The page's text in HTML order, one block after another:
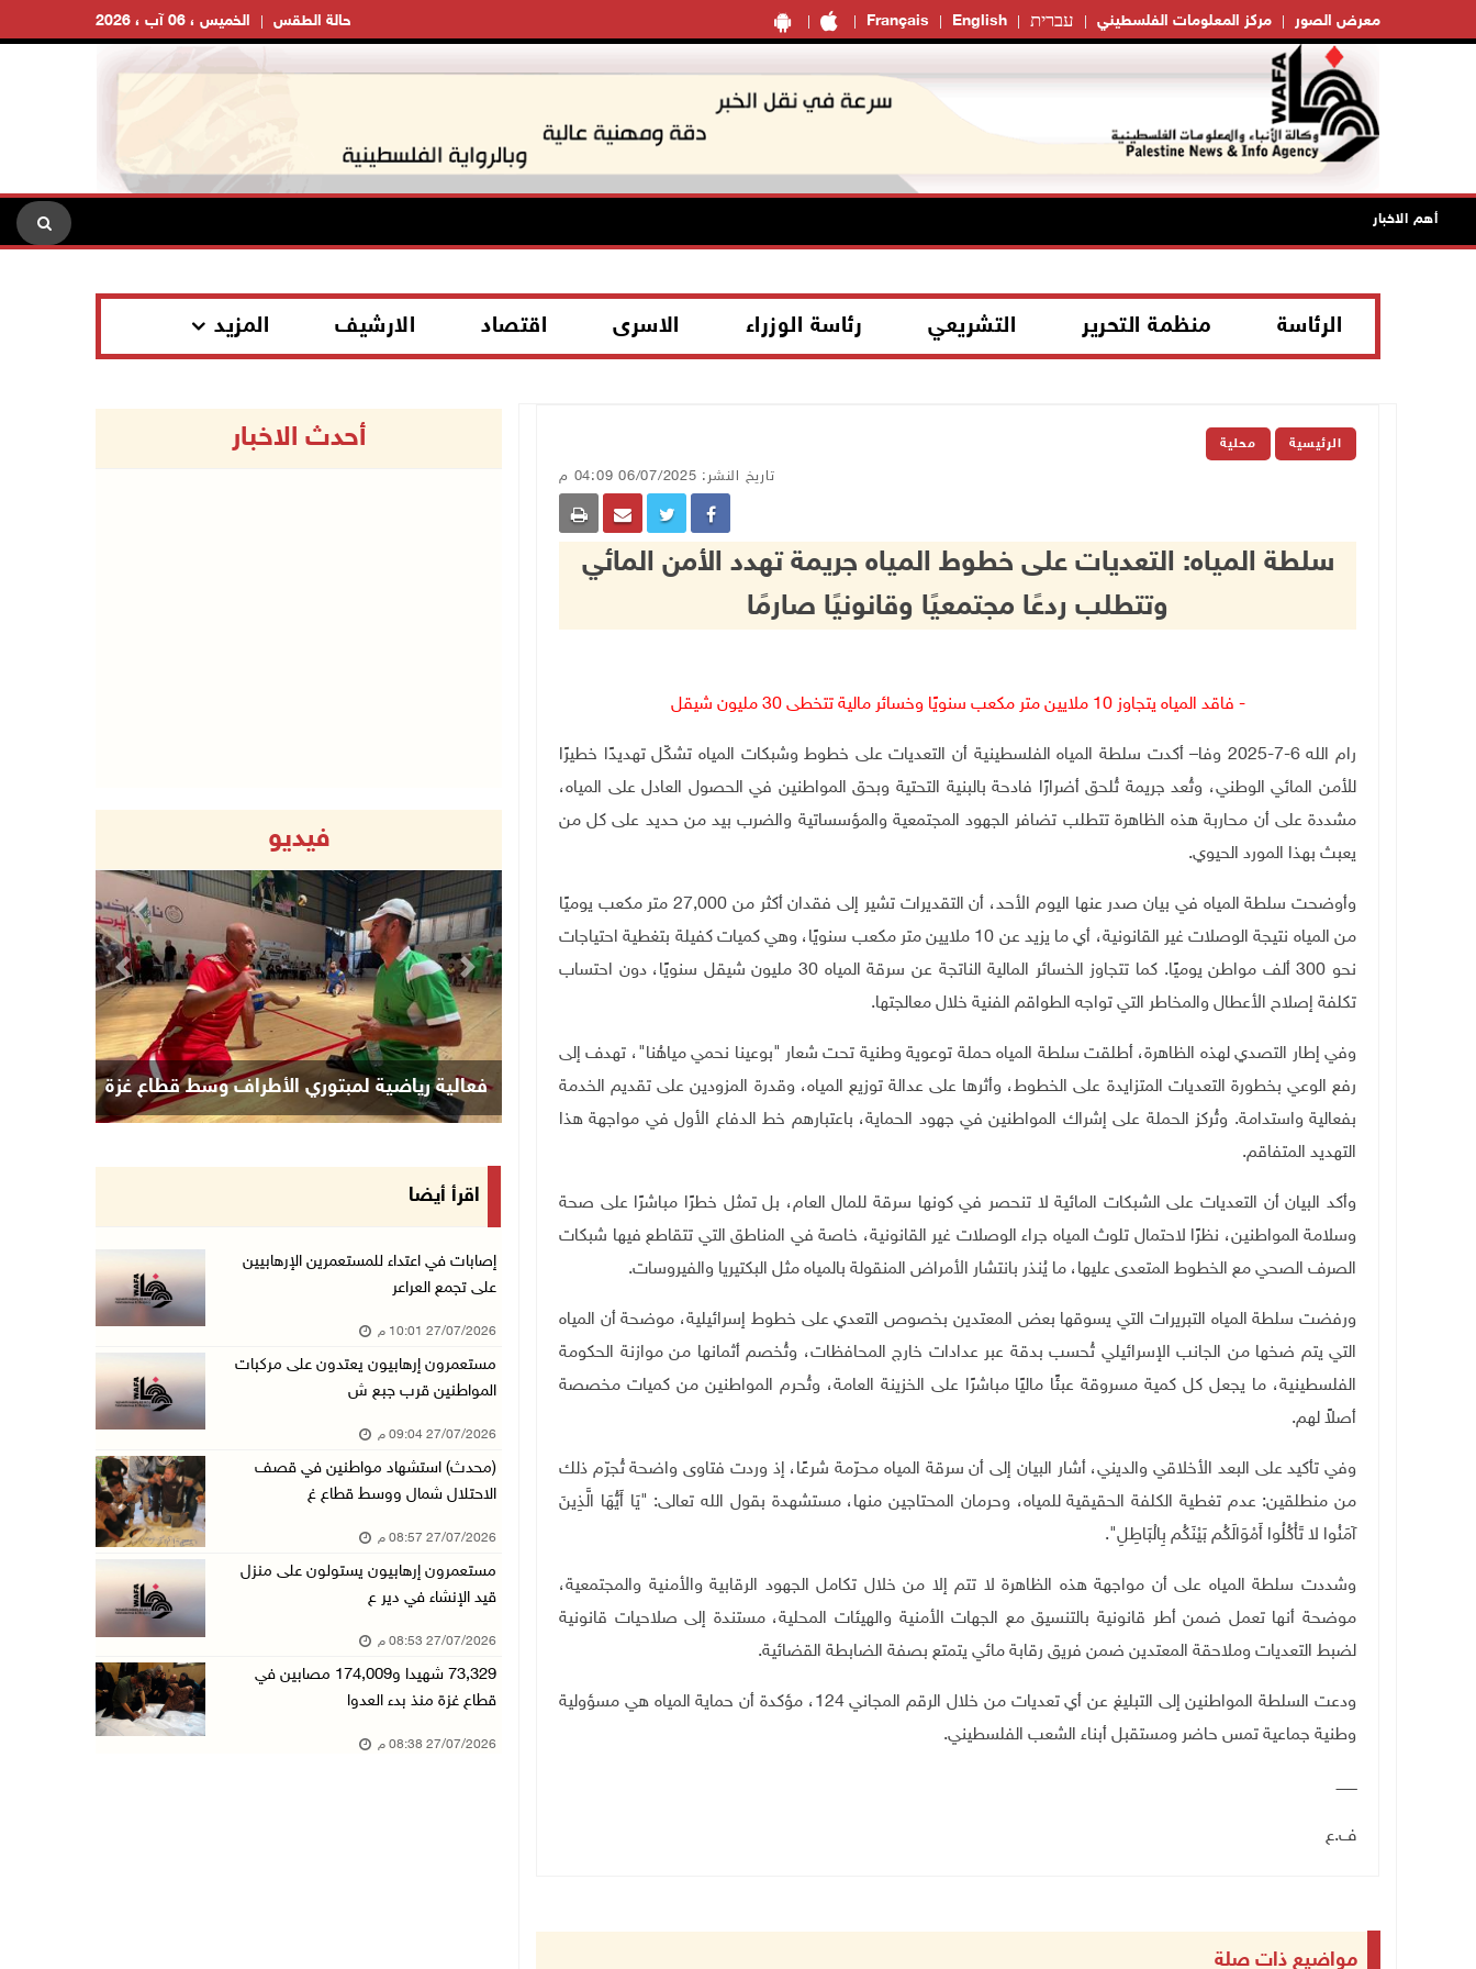
Français English עברית مركز المعلومات الفلسطيني معرض الصور الخميس ، 06 آب ، 2026 حالة الطقس
أهم الاخبار
الرئاسة منظمة التحرير التشريعي رئاسة الوزراء الاسرى اقتصاد الارشيف المزيد
الرئيسية محلية
تاريخ النشر: 06/07/2025 04:09 م
سلطة المياه: التعديات على خطوط المياه جريمة تهدد الأمن المائي
وتتطلب ردعًا مجتمعيًا وقانونيًا صارمًا
- فاقد المياه يتجاوز 10 ملايين متر مكعب سنويًا وخسائر مالية تتخطى 30 مليون شيقل
رام الله 6-7-2025 وفا– أكدت سلطة المياه الفلسطينية أن التعديات على خطوط وشبكات المياه تشكّل تهديدًا خطيرًا
للأمن المائي الوطني، وتُعد جريمة تُلحق أضرارًا فادحة بالبنية التحتية وبحق المواطنين في الحصول العادل على المياه،
مشددة على أن محاربة هذه الظاهرة تتطلب تضافر الجهود المجتمعية والمؤسساتية والضرب بيد من حديد على كل من
يعبث بهذا المورد الحيوي.
وأوضحت سلطة المياه في بيان صدر عنها اليوم الأحد، أن التقديرات تشير إلى فقدان أكثر من 27,000 متر مكعب يوميًا
من المياه نتيجة الوصلات غير القانونية، أي ما يزيد عن 10 ملايين متر مكعب سنويًا، وهي كميات كفيلة بتغطية احتياجات
نحو 300 ألف مواطن يوميًا. كما تتجاوز الخسائر المالية الناتجة عن سرقة المياه 30 مليون شيقل سنويًا، دون احتساب
تكلفة إصلاح الأعطال والمخاطر التي تواجه الطواقم الفنية خلال معالجتها.
وفي إطار التصدي لهذه الظاهرة، أطلقت سلطة المياه حملة توعوية وطنية تحت شعار "بوعينا نحمي مياهُنا"، تهدف إلى
رفع الوعي بخطورة التعديات المتزايدة على الخطوط، وأثرها على عدالة توزيع المياه، وقدرة المزودين على تقديم الخدمة
بفعالية واستدامة. وتُركز الحملة على إشراك المواطنين في جهود الحماية، باعتبارهم خط الدفاع الأول في مواجهة هذا
التهديد المتفاقم.
وأكد البيان أن التعديات على الشبكات المائية لا تنحصر في كونها سرقة للمال العام، بل تمثل خطرًا مباشرًا على صحة
وسلامة المواطنين، نظرًا لاحتمال تلوث المياه جراء الوصلات غير القانونية، خاصة في المناطق التي تتقاطع فيها شبكات
الصرف الصحي مع الخطوط المتعدى عليها، ما يُنذر بانتشار الأمراض المنقولة بالمياه مثل البكتيريا والفيروسات.
ورفضت سلطة المياه التبريرات التي يسوقها بعض المعتدين بخصوص التعدي على خطوط إسرائيلية، موضحة أن المياه
التي يتم ضخها من الجانب الإسرائيلي تُحسب بدقة عبر عدادات خارج المحافظات، وتُخصم أثمانها من موازنة الحكومة
الفلسطينية، ما يجعل كل كمية مسروقة عبئًا ماليًا مباشرًا على الخزينة العامة، وتُحرم المواطنين من كميات مخصصة
أصلاً لهم.
وفي تأكيد على البعد الأخلاقي والديني، أشار البيان إلى أن سرقة المياه محرّمة شرعًا، إذ وردت فتاوى واضحة تُجرّم ذلك
من منطلقين: عدم تغطية الكلفة الحقيقية للمياه، وحرمان المحتاجين منها، مستشهدة بقول الله تعالى: "يَا أَيُّهَا الَّذِينَ
آمَنُوا لا تَأْكُلُوا أَمْوَالَكُم بَيْنَكُم بِالْبَاطِلِ".
وشددت سلطة المياه على أن مواجهة هذه الظاهرة لا تتم إلا من خلال تكامل الجهود الرقابية والأمنية والمجتمعية،
موضحة أنها تعمل ضمن أطر قانونية بالتنسيق مع الجهات الأمنية والهيئات المحلية، مستندة إلى صلاحيات قانونية
لضبط التعديات وملاحقة المعتدين ضمن فريق رقابة مائي يتمتع بصفة الضابطة القضائية.
ودعت السلطة المواطنين إلى التبليغ عن أي تعديات من خلال الرقم المجاني 124، مؤكدة أن حماية المياه هي مسؤولية
وطنية جماعية تمس حاضر ومستقبل أبناء الشعب الفلسطيني.
ـــــــــ
ف.ع
مواضيع ذات صلة
أحدث الاخبار
فيديو
فعالية رياضية لمبتوري الأطراف وسط قطاع غزة
Previous Next
اقرأ أيضا
إصابات في اعتداء للمستعمرين الإرهابيين
على تجمع العراعر
27/07/2026 10:01 م
مستعمرون إرهابيون يعتدون على مركبات
المواطنين قرب جبع ش
27/07/2026 09:04 م
(محدث) استشهاد مواطنين في قصف
الاحتلال شمال ووسط قطاع غ
27/07/2026 08:57 م
مستعمرون إرهابيون يستولون على منزل
قيد الإنشاء في دير ع
27/07/2026 08:53 م
73,329 شهيدا و174,009 مصابين في
قطاع غزة منذ بدء العدوا
27/07/2026 08:38 م